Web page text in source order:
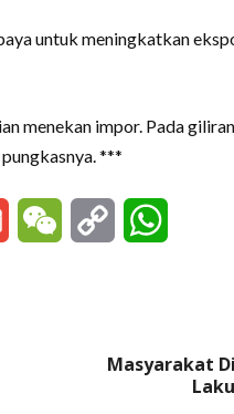
untuk meningkatkan
menekan impor. Pada
***
Gmail WeChat Copy
Masyarakat